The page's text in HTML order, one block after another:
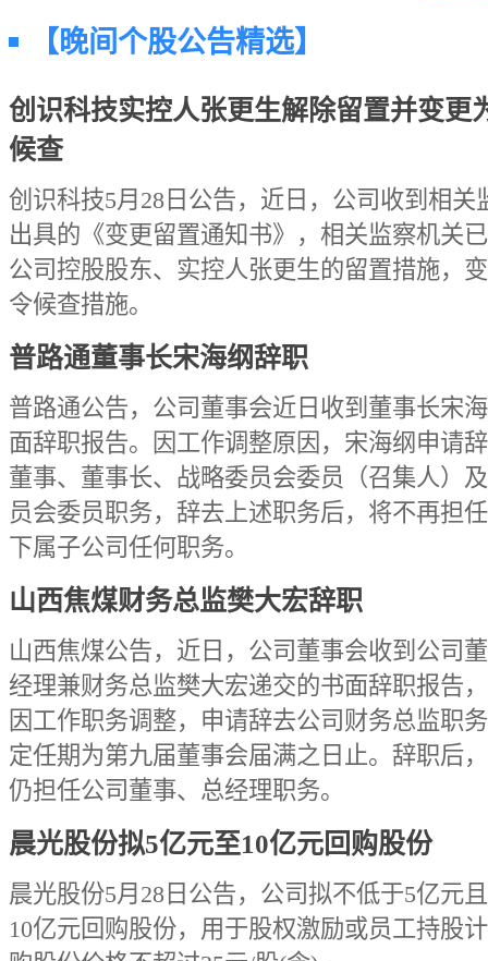
【晚间个股公告精选】
创识科技实控人张更生解除留置并变更
候查
创识科技5月28日公告，近日，公司收到相关
出具的《变更留置通知书》，相关监察机关
公司控股股东、实控人张更生的留置措施，
令候查措施。
普路通董事长宋海纲辞职
普路通公告，公司董事会近日收到董事长宋
面辞职报告。因工作调整原因，宋海纲申请
董事、董事长、战略委员会委员（召集人）
员会委员职务，辞去上述职务后，将不再担
下属子公司任何职务。
山西焦煤财务总监樊大宏辞职
山西焦煤公告，近日，公司董事会收到公司
经理兼财务总监樊大宏递交的书面辞职报告
因工作职务调整，申请辞去公司财务总监职
定任期为第九届董事会届满之日止。辞职后
仍担任公司董事、总经理职务。
晨光股份拟5亿元至10亿元回购股份
晨光股份5月28日公告，公司拟不低于5亿元
10亿元回购股份，用于股权激励或员工持股